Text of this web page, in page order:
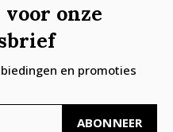
onze
en promoties
ABONNEER